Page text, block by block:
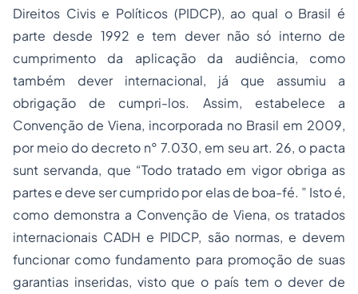
Direitos Civis e Políticos (PIDCP), ao qual o Brasil é
parte desde 1992 e tem dever não só interno de
cumprimento da aplicação da audiência, como
também dever internacional, já que assumiu a
obrigação de cumpri-los. Assim, estabelece a
Convenção de Viena, incorporada no Brasil em 2009,
por meio do decreto n° 7.030, em seu art. 26, o pacta
sunt servanda, que “Todo tratado em vigor obriga as
partes e deve ser cumprido por elas de boa-fé. ” Isto é,
como demonstra a Convenção de Viena, os tratados
internacionais CADH e PIDCP, são normas, e devem
funcionar como fundamento para promoção de suas
garantias inseridas, visto que o país tem o dever de